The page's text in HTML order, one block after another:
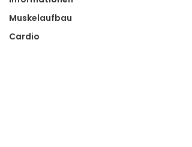
Muskelaufbau
Cardio